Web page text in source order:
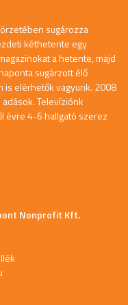
sugározza
kéthetente egy
a hetente, majd
sugárzott élő
is elérhetők vagyunk. 2008
Televíziónk
évre 4-6 hallgató szerez
Nonprofit Kft.